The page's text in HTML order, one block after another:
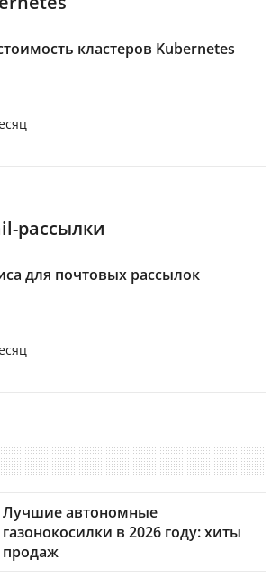
кластеров Kubernetes
рассылки
для почтовых рассылок
Лучшие автономные
газонокосилки в 2026 году: хиты
продаж